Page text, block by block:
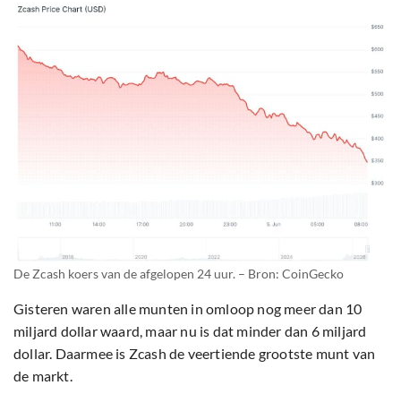
De Zcash koers van de afgelopen 24 uur. – Bron: CoinGecko
Gisteren waren alle munten in omloop nog meer dan 10
miljard dollar waard, maar nu is dat minder dan 6 miljard
dollar. Daarmee is Zcash de veertiende grootste munt van
de markt.